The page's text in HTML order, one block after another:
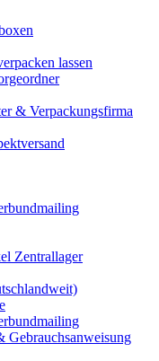
lassen
& Verpackungsfirma
Zentrallager
Gebrauchsanweisung